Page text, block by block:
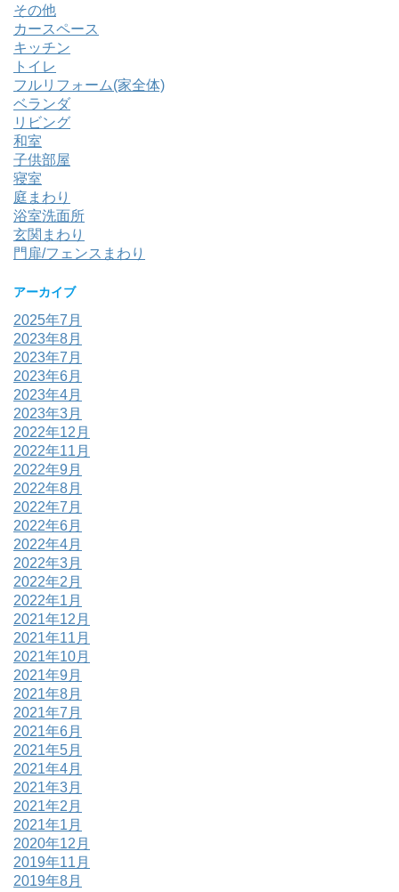
その他
カースペース
キッチン
トイレ
フルリフォーム(家全体)
ベランダ
リビング
和室
子供部屋
寝室
庭まわり
浴室洗面所
玄関まわり
門扉/フェンスまわり
アーカイブ
2025年7月
2023年8月
2023年7月
2023年6月
2023年4月
2023年3月
2022年12月
2022年11月
2022年9月
2022年8月
2022年7月
2022年6月
2022年4月
2022年3月
2022年2月
2022年1月
2021年12月
2021年11月
2021年10月
2021年9月
2021年8月
2021年7月
2021年6月
2021年5月
2021年4月
2021年3月
2021年2月
2021年1月
2020年12月
2019年11月
2019年8月